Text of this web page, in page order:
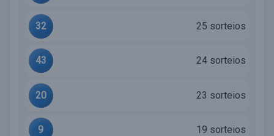
32 25 sorteios
43 24 sorteios
20 23 sorteios
9 19 sorteios